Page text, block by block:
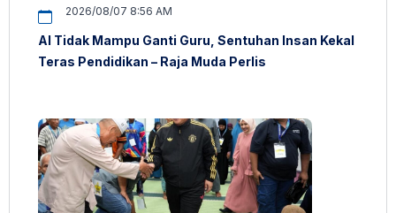
2026/08/07 8:56 AM
AI Tidak Mampu Ganti Guru, Sentuhan Insan Kekal
Teras Pendidikan – Raja Muda Perlis